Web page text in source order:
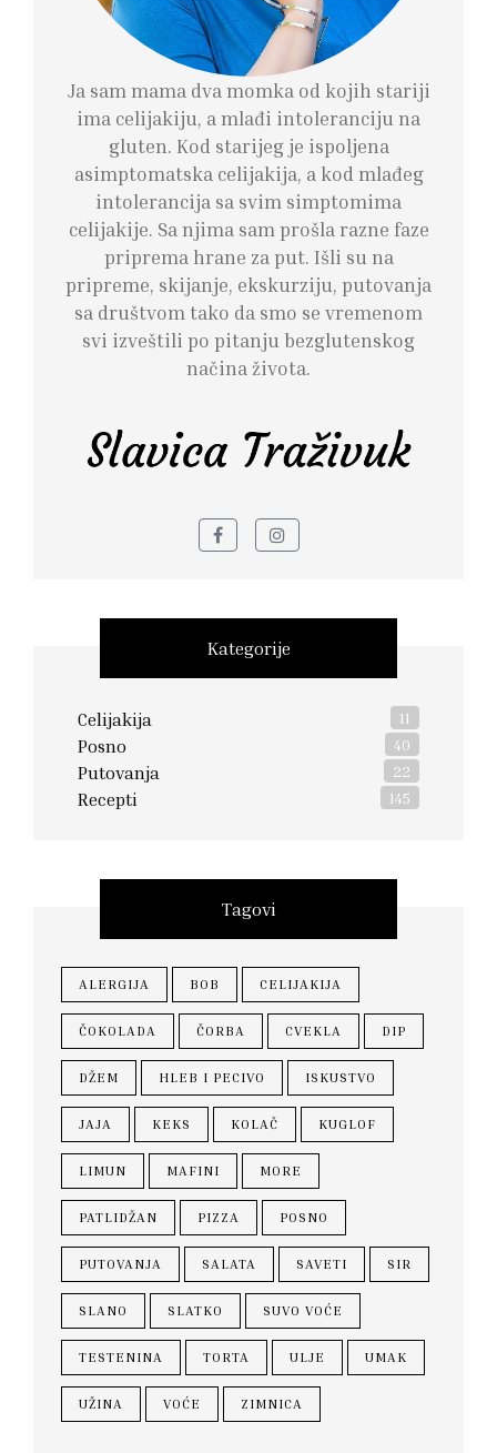
Ja sam mama dva momka od kojih stariji
ima celijakiju, a mlađi intoleranciju na
gluten. Kod starijeg je ispoljena
asimptomatska celijakija, a kod mlađeg
intolerancija sa svim simptomima
celijakije. Sa njima sam prošla razne faze
priprema hrane za put. Išli su na
pripreme, skijanje, ekskurziju, putovanja
sa društvom tako da smo se vremenom
svi izveštili po pitanju bezglutenskog
načina života.
Kategorije
Celijakija 11
Posno 40
Putovanja 22
Recepti 145
Tagovi
ALERGIJA BOB CELIJAKIJA
ČOKOLADA ČORBA CVEKLA DIP
DŽEM HLEB I PECIVO ISKUSTVO
JAJA KEKS KOLAČ KUGLOF
LIMUN MAFINI MORE
PATLIDŽAN PIZZA POSNO
PUTOVANJA SALATA SAVETI SIR
SLANO SLATKO SUVO VOĆE
TESTENINA TORTA ULJE UMAK
UŽINA VOĆE ZIMNICA